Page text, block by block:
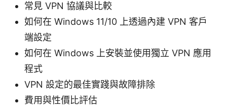
常見 VPN 協議與比較
如何在 Windows 11/10 上透過內建 VPN 客戶
端設定
如何在 Windows 上安裝並使用獨立 VPN 應用
程式
VPN 設定的最佳實踐與故障排除
費用與性價比評估